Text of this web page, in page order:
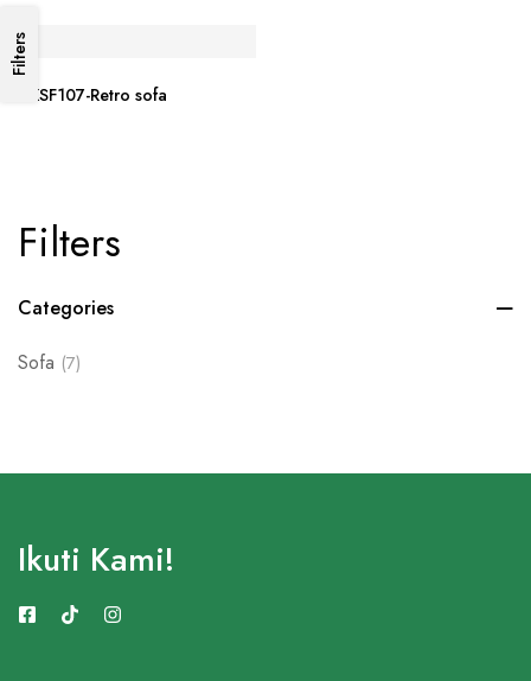
Filters
Categories
Sofa (7)
Filters
AKSF107-Retro sofa
Ikuti Kami!